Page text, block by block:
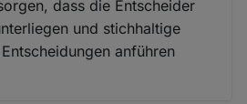
dass die Entscheider
und stichhaltige
anführen